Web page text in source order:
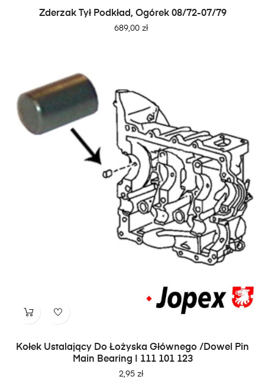
Zderzak Tył Podkład, Ogórek 08/72-07/79
Cena
689,00 zł
Kołek Ustalający Do Łożyska Głównego /Dowel Pin
Main Bearing | 111 101 123
Cena
2,95 zł